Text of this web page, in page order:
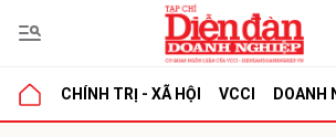
CHÍNH TRỊ - XÃ HỘI VCCI DOANH
luận